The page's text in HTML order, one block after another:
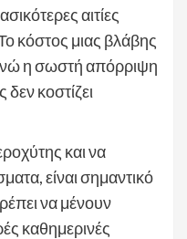
αιτίες
κόστος μιας βλάβης
η σωστή απόρριψη
κοστίζει
και να
είναι σημαντικό
να μένουν
καθημερινές